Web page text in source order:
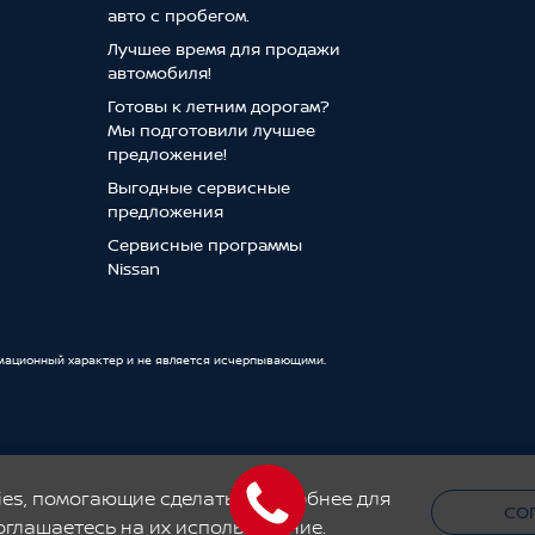
авто с пробегом.
Лучшее время для продажи
автомобиля!
Готовы к летним дорогам?
Мы подготовили лучшее
предложение!
Выгодные сервисные
предложения
Сервисные программы
Nissan
характер и не является исчерпывающими.
и носят исключительно информационный характер, не являются публичной
Приведенная на настоящей странице информация может содержать
и могут отличаться от цен, действующих в официальных дилерских центрах
помогающие сделать его удобнее для
на их использование.